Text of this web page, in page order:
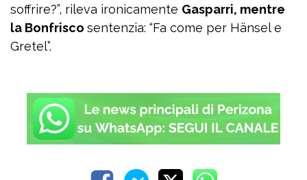
soffrire?”, rileva ironicamente Gasparri, mentre
la Bonfrisco sentenzia: “Fa come per Hänsel e
Gretel”.